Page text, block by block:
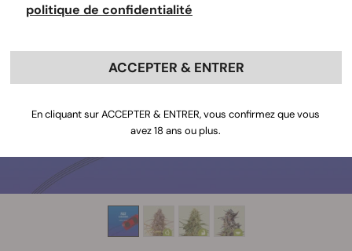
politique de confidentialité
ACCEPTER & ENTRER
En cliquant sur ACCEPTER & ENTRER, vous confirmez que vous
avez 18 ans ou plus.